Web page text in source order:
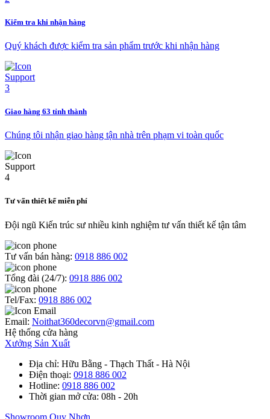
Kiểm tra khi nhận hàng
Quý khách được kiểm tra sản phẩm trước khi nhận hàng
Giao hàng 63 tỉnh thành
Chúng tôi nhận giao hàng tận nhà trên phạm vi toàn quốc
Tư vấn thiết kế miễn phí
Đội ngũ Kiến trúc sư nhiều kinh nghiệm tư vấn thiết kế tận tâm
Tư vấn bán hàng: 0918 886 002
Tổng đài (24/7): 0918 886 002
Tel/Fax: 0918 886 002
Email: Noithat360decorvn@gmail.com
Hệ thống cửa hàng
Xưởng Sản Xuất
Địa chỉ: Hữu Bằng - Thạch Thất - Hà Nội
Điện thoại: 0918 886 002
Hotline: 0918 886 002
Thời gian mở cửa: 08h - 20h
Showroom Quy Nhơn